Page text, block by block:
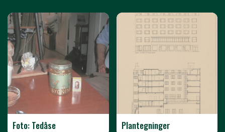
Foto: Tedåse Plantegninger